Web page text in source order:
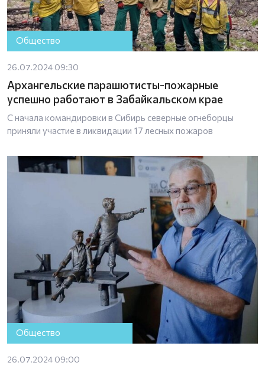
Общество
26.07.2024 09:30
Архангельские парашютисты-пожарные
успешно работают в Забайкальском крае
С начала командировки в Сибирь северные огнеборцы
приняли участие в ликвидации 17 лесных пожаров
Общество
26.07.2024 09:00